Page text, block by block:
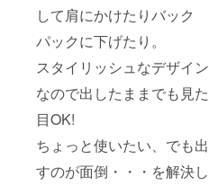
して肩にかけたりバック
パックに下げたり。
スタイリッシュなデザイン
なので出したままでも見た
目OK!
ちょっと使いたい、でも出
すのが面倒・・・を解決し